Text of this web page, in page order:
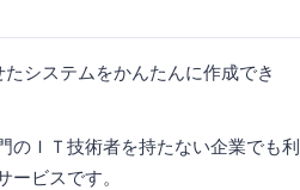
システムをかんたんに作成でき
のＩＴ技術者を持たない企業でも利
ビスです。